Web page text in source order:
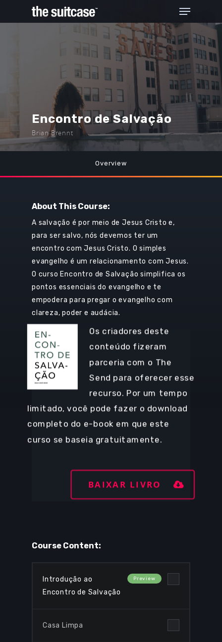
Hit enter to search or ESC to close
Encontro de Salvação
Brian Brennt
Overview
About This Course:
A salvação é por meio de Jesus Cristo e,
para ser salvo, nós devemos ter um
encontro com Jesus Cristo. O simples
evangelho é um relacionamento com Jesus.
O curso Encontro de Salvação simplifica os
pontos essenciais do evangelho e te
empodera para pregar o evangelho com
clareza, poder e audácia.
Os criadores deste
conteúdo fizeram
parceria com o The
Send para oferecer esse
recurso. Por um tempo
limitado, você pode fazer o download
completo do e-book em que este
curso se baseia gratuitamente.
BAIXAR LIVRO
Course Content:
Introdução ao
Encontro de Salvação
Casa Limpa